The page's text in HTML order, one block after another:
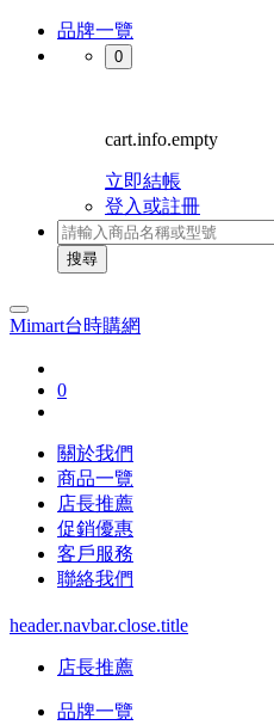
品牌一覽
0
cart.info.empty
立即結帳
登入或註冊
搜尋
Mimart台時購網
0
關於我們
商品一覽
店長推薦
促銷優惠
客戶服務
聯絡我們
header.navbar.close.title
店長推薦
品牌一覽